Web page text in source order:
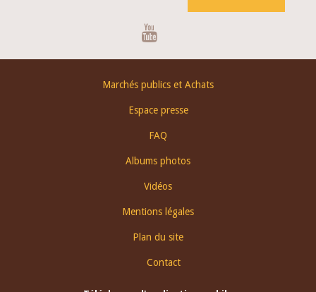
Marchés publics et Achats
Espace presse
FAQ
Albums photos
Vidéos
Mentions légales
Plan du site
Contact